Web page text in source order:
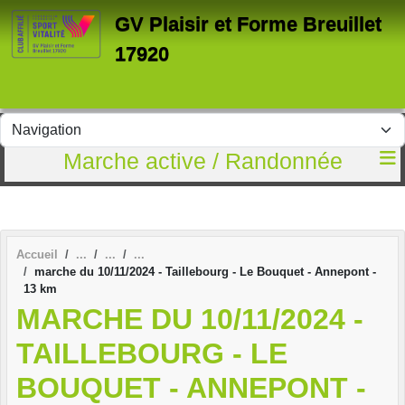
GV Plaisir et Forme Breuillet
17920
Marche active / Randonnée
Accueil
marche du 10/11/2024 - Taillebourg - Le Bouquet - Annepont -
13 km
MARCHE DU 10/11/2024 -
TAILLEBOURG - LE
BOUQUET - ANNEPONT -
Panneau de gestion des cookies